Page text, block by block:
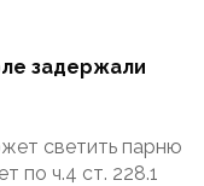
задержали
светить парню
по ч.4 ст. 228.1